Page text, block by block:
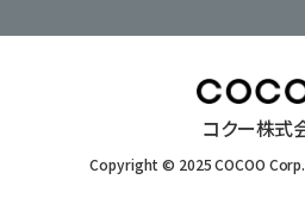
コクー株式
Copyright © 2025 COCOO